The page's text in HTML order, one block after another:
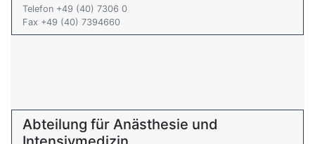
Telefon +49 (40) 7306 0
Fax +49 (40) 7394660
Abteilung für Anästhesie und